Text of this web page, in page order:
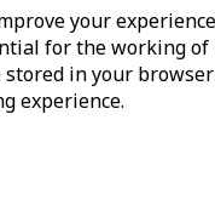
your
for the working
in your
experience.